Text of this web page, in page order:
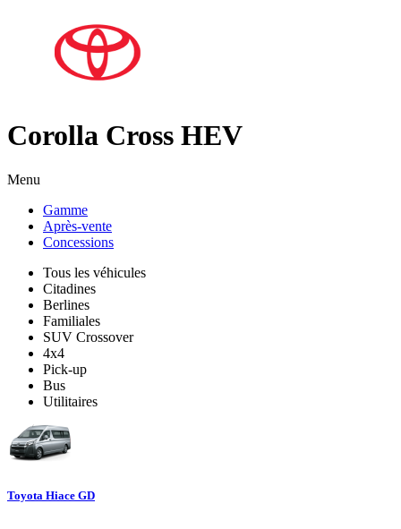
Corolla Cross HEV
Menu
Gamme
Après-vente
Concessions
Tous les véhicules
Citadines
Berlines
Familiales
SUV Crossover
4x4
Pick-up
Bus
Utilitaires
Toyota Hiace GD